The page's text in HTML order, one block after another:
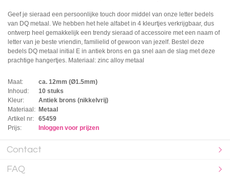
Geef je sieraad een persoonlijke touch door middel van onze letter bedels
van DQ metaal. We hebben het hele alfabet in 4 kleurtjes verkrijgbaar, dus
ontwerp heel gemakkelijk een trendy sieraad of accessoire met een naam of
letter van je beste vriendin, familielid of gewoon van jezelf. Bestel deze
bedels DQ metaal initial E in antiek brons en ga snel aan de slag met deze
prachtige hangertjes. Materiaal: zinc alloy metaal
Maat:
ca. 12mm (Ø1.5mm)
Inhoud:
10 stuks
Kleur:
Antiek brons (nikkelvrij)
Materiaal: Metaal
Artikel nr:
65459
Prijs:
Inloggen voor prijzen
Contact
FAQ